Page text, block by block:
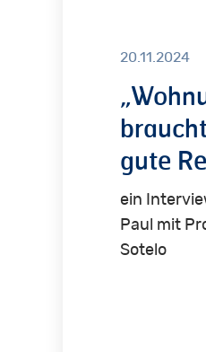
20.11.2024
gute
ein
Paul mit
Sotelo